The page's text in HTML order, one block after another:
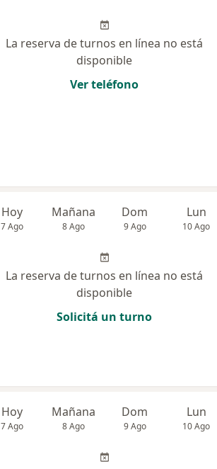
La reserva de turnos en línea no está
disponible
Ver teléfono
Hoy
7 Ago
Mañana
8 Ago
Dom
9 Ago
Lun
10 Ago
La reserva de turnos en línea no está
disponible
Solicitá un turno
Hoy
7 Ago
Mañana
8 Ago
Dom
9 Ago
Lun
10 Ago